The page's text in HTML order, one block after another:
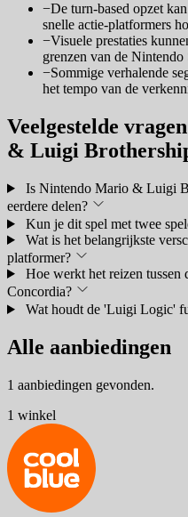
−De turn-based opzet
snelle actie-platformers
−Visuele prestaties
grenzen van de
−Sommige verhalende
het tempo van de
Veelgestelde
& Luigi
Is Nintendo Mario & Luigi
eerdere delen?
Kun je dit spel met twee
Wat is het belangrijkste
platformer?
Hoe werkt het reizen tussen
Concordia?
Wat houdt de 'Luigi Logic'
Alle aanbiedingen
1 aanbiedingen gevonden.
1 winkel